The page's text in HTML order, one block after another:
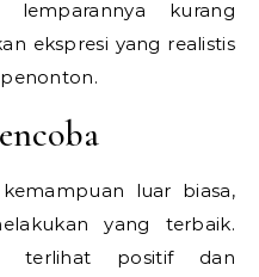
lemparannya kurang
ekspresi yang realistis
luar biasa,
yang terbaik.
terlihat positif dan